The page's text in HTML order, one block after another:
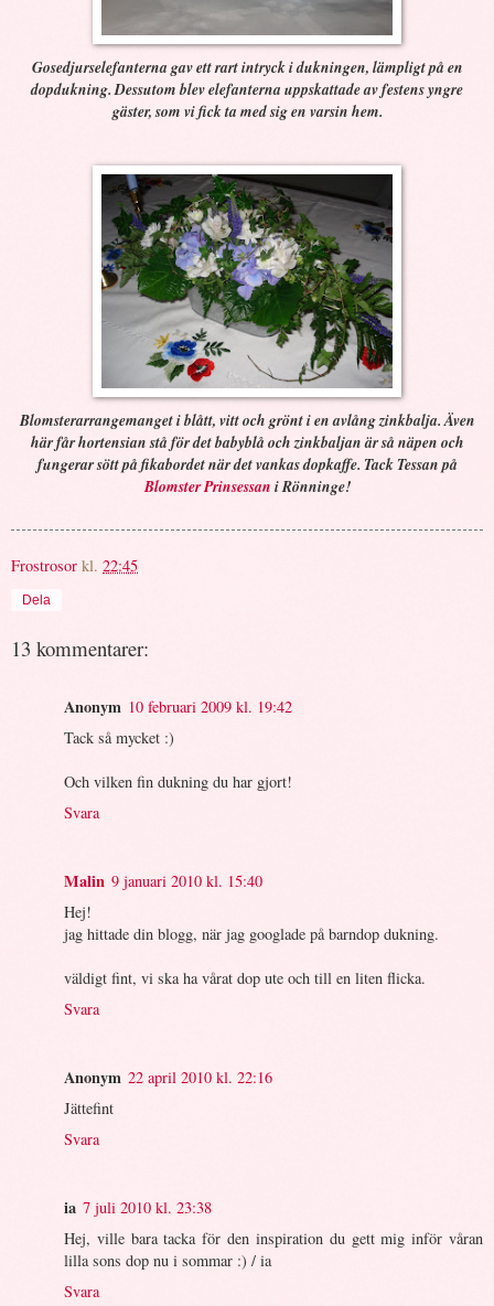
Gosedjurselefanterna gav ett rart intryck i dukningen, lämpligt på en
dopdukning. Dessutom blev elefanterna uppskattade av festens yngre
gäster, som vi fick ta med sig en varsin hem.
Blomsterarrangemanget i blått, vitt och grönt i en avlång zinkbalja. Även
här får hortensian stå för det babyblå och zinkbaljan är så näpen och
fungerar sött på fikabordet när det vankas dopkaffe. Tack Tessan på
Blomster Prinsessan i Rönninge!
Frostrosor kl. 22:45
Dela
13 kommentarer:
Anonym 10 februari 2009 kl. 19:42
Tack så mycket :)
Och vilken fin dukning du har gjort!
Svara
Malin 9 januari 2010 kl. 15:40
Hej!
jag hittade din blogg, när jag googlade på barndop dukning.
väldigt fint, vi ska ha vårat dop ute och till en liten flicka.
Svara
Anonym 22 april 2010 kl. 22:16
Jättefint
Svara
ia 7 juli 2010 kl. 23:38
Hej, ville bara tacka för den inspiration du gett mig inför våran
lilla sons dop nu i sommar :) / ia
Svara